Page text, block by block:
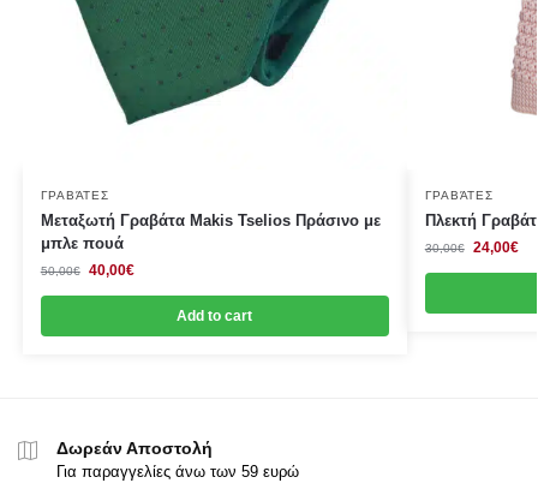
ΓΡΑΒΆΤΕΣ
Μεταξωτή Γραβάτα Makis Tselios Πράσινο με
μπλε πουά
50,00€ 40,00€
Add to cart
ΓΡΑΒΆΤΕΣ
Πλεκτή
30,00€ 24,00€
Δωρεάν Αποστολή
Για παραγγελίες άνω των 59 ευρώ